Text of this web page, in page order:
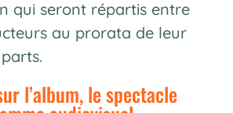
qui seront répartis entre
au prorata de leur
l’album, le spectacle